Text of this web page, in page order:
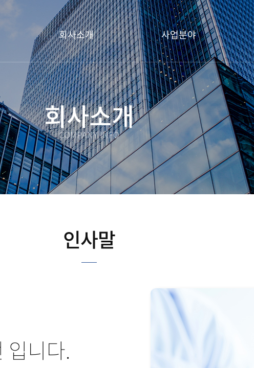
회사소개 사업분야
회사소개
COMPANY INFO
인사말
입니다.